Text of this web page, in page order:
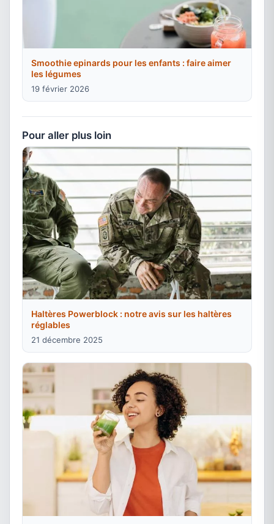
Smoothie epinards pour les enfants : faire aimer
les légumes
19 février 2026
Pour aller plus loin
Haltères Powerblock : notre avis sur les haltères
réglables
21 décembre 2025